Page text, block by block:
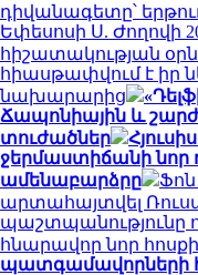
դիվանագետը՝
Եփեսոսի Ս. Ժողովի
հիշատակության օրն
հիասթափվում է իր
նախարարից
Ճապոնիային և
տուժածներ
ջերմաստիճանի նոր
ամենաբարձրը
Ֆոն
արտահայտվել
պաշտպանությունը
հնարավոր նոր
պատգամավորների